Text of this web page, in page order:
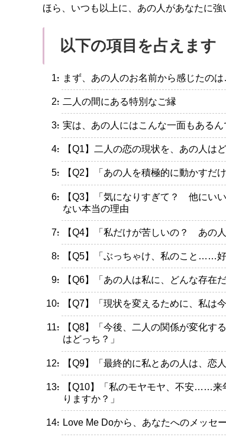
ほら、いつも以上に、あの人があなたに強
以下の項目を占えます
・まず、あの人のお名前から感じたの
・二人の間にある特別なご縁
・実は、あの人にはこんな一面もあるん
・【Q1】二人の恋の現状を、あの人は
・【Q2】「あの人を積極的に動かすだ
・【Q3】「気になりすぎて？ 他にい
ない本当の理由
・【Q4】「私だけが苦しいの？ あの人
・【Q5】「ぶっちゃけ、私のこと……好
・【Q6】「あの人は私に、どんな存在
・【Q7】「現状を変えるために、私は
・【Q8】「今後、二人の関係が変化す
はどっち？」
・【Q9】「最終的に私とあの人は、恋
・【Q10】「私のモヤモヤ、不安……来
りますか？」
・Love Me Doから、あなたへのメッセ